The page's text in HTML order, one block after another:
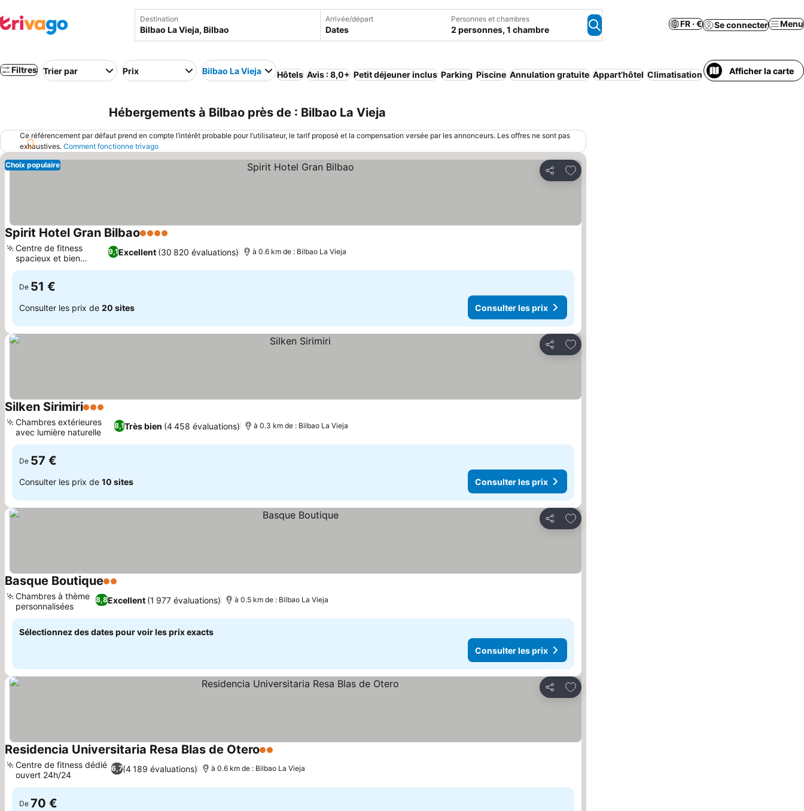
Destination Arrivée/départ
Dates
Personnes et chambres
2 personnes, 1 chambre
FR · € Se connecter Menu
Filtres Trier par Prix Bilbao La Vieja Hôtels Avis : 8,0+ Petit déjeuner inclus Parking Piscine Annulation gratuite Appart’hôtel Climatisation Maison/appartement
Afficher la carte
Hébergements à Bilbao près de : Bilbao La Vieja
Ce référencement par défaut prend en compte l’intérêt probable pour l’utilisateur, le tarif proposé et la compensation versée par les annonceurs. Les offres ne sont pas
exhaustives. Comment fonctionne trivago
Partager
Ajouter à mes favoris
Choix populaire
Spirit Hotel Gran Bilbao4 Étoiles
9,1Excellent (30 820 évaluations)
Centre de fitness
spacieux et bien
équipé
à 0.6 km de : Bilbao La Vieja
De 51 €
Consulter les prix de 20 sites Consulter les prix
Partager
Ajouter à mes favoris
Silken Sirimiri3 Étoiles
8,1Très bien (4 458 évaluations)
Chambres extérieures
avec lumière naturelle
à 0.3 km de : Bilbao La Vieja
De 57 €
Consulter les prix de 10 sites Consulter les prix
Partager
Ajouter à mes favoris
Basque Boutique2 Étoiles
8,8Excellent (1 977 évaluations)
Chambres à thème
personnalisées
à 0.5 km de : Bilbao La Vieja
Sélectionnez des dates pour voir les prix exacts
Consulter les prix
Partager
Ajouter à mes favoris
Residencia Universitaria Resa Blas de Otero2 Étoiles
6,7(4 189 évaluations)
Centre de fitness dédié
ouvert 24h/24
à 0.6 km de : Bilbao La Vieja
De 70 €